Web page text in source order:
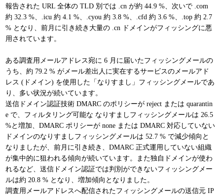
報告された URL 全体の TLD 別では .cn が約 44.9 %、次いで .com
約 32.3 %、.icu 約 4.1 %、.cyou 約 3.8 %、.cfd 約 3.6 %、.top 約 2.7
% となり、前月に引き続き大量の .cn ドメインがフィッシングに悪
用されています。
ある調査用メールアドレス宛に 6 月に届いたフィッシングメールの
うち、約 79.2 % がメール差出人に実在するサービスのメールアド
レス (ドメイン) を使用した「なりすまし」フィッシングメールであ
り、多い状況が続いています。
送信ドメイン認証技術 DMARC のポリシーが reject または quarantin
e で、フィルタリング可能な なりすましフィッシングメールは 26.5
%と増加、DMARC ポリシーが none または DMARC 対応していない
ドメインのなりすましフィッシングメールは 52.7 % で減少傾向と
なりましたが、前月に引き続き、DMARC 正式運用していない組織
が集中的に狙われる傾向が続いています。また独自ドメインが使わ
れるなど、送信ドメイン認証では判別ができないフィッシングメー
ルは約 20.8 % となり、増加傾向となりました。
調査用メールアドレスへ配信されたフィッシングメールの送信元 IP